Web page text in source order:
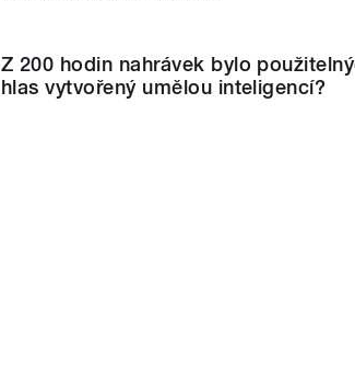
Z 200 hodin nahrávek bylo
hlas vytvořený umělou inteligencí?